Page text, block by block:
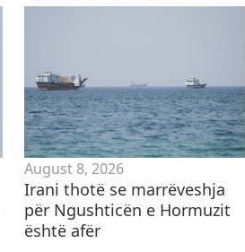
August 8, 2026
Irani thotë se marrëveshja
për Ngushticën e Hormuzit
është afër